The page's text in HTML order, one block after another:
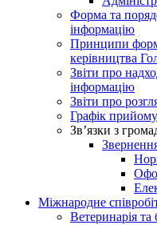
Форма та
інформацію
Принципи
керівництва
Звіти про
інформацію
Звіти про
Графік
Зв’язки з
Міжнародне
Ветеринарія та